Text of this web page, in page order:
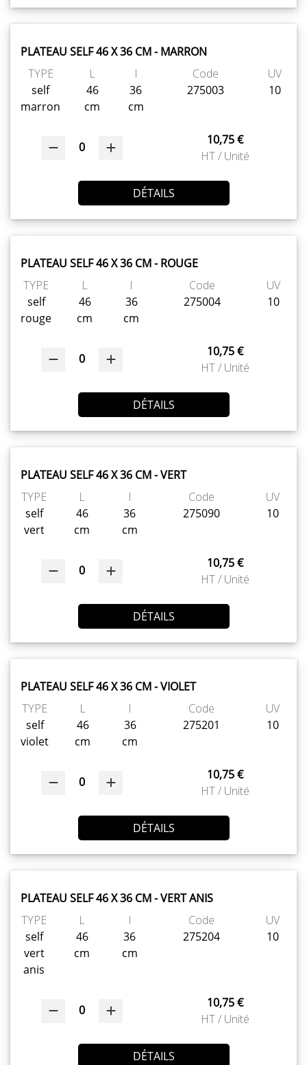
PLATEAU SELF 46 X 36 CM - MARRON
TYPE
self
marron
L
46
cm
l
36
cm
Code
275003
UV
10
0
10,75 €
HT / Unité
DÉTAILS
PLATEAU SELF 46 X 36 CM - ROUGE
TYPE
self
rouge
L
46
cm
l
36
cm
Code
275004
UV
10
0
10,75 €
HT / Unité
DÉTAILS
PLATEAU SELF 46 X 36 CM - VERT
TYPE
self
vert
L
46
cm
l
36
cm
Code
275090
UV
10
0
10,75 €
HT / Unité
DÉTAILS
PLATEAU SELF 46 X 36 CM - VIOLET
TYPE
self
violet
L
46
cm
l
36
cm
Code
275201
UV
10
0
10,75 €
HT / Unité
DÉTAILS
PLATEAU SELF 46 X 36 CM - VERT ANIS
TYPE
self
vert
anis
L
46
cm
l
36
cm
Code
275204
UV
10
0
10,75 €
HT / Unité
DÉTAILS